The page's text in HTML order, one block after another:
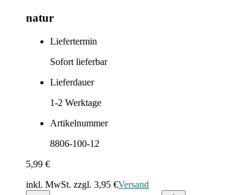
natur
Liefertermin
Sofort lieferbar
Lieferdauer
1-2 Werktage
Artikelnummer
8806-100-12
5,99 €
inkl. MwSt. zzgl. 3,95 €Versand